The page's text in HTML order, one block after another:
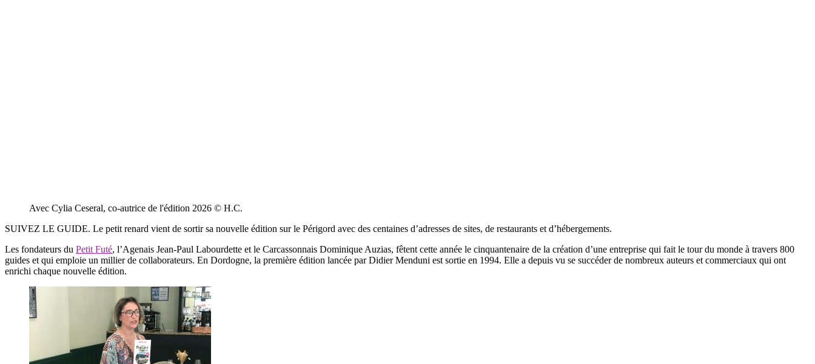
Avec Cylia Ceseral, co-autrice de l'édition 2026 © H.C.
SUIVEZ LE GUIDE. Le petit renard vient de sortir sa nouvelle édition sur le Périgord avec des centaines d’adresses de sites, de restaurants et d’hébergements.
Les fondateurs du Petit Futé, l’Agenais Jean-Paul Labourdette et le Carcassonnais Dominique Auzias, fêtent cette année le cinquantenaire de la création d’une entreprise qui fait le tour du monde à travers 800
guides et qui emploie un millier de collaborateurs. En Dordogne, la première édition lancée par Didier Menduni est sortie en 1994. Elle a depuis vu se succéder de nombreux auteurs et commerciaux qui ont
enrichi chaque nouvelle édition.